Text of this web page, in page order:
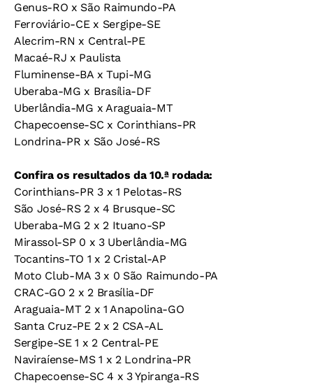
Genus-RO x São Raimundo-PA
Ferroviário-CE x Sergipe-SE
Alecrim-RN x Central-PE
Macaé-RJ x Paulista
Fluminense-BA x Tupi-MG
Uberaba-MG x Brasília-DF
Uberlândia-MG x Araguaia-MT
Chapecoense-SC x Corinthians-PR
Londrina-PR x São José-RS
Confira os resultados da 10.ª rodada:
Corinthians-PR 3 x 1 Pelotas-RS
São José-RS 2 x 4 Brusque-SC
Uberaba-MG 2 x 2 Ituano-SP
Mirassol-SP 0 x 3 Uberlândia-MG
Tocantins-TO 1 x 2 Cristal-AP
Moto Club-MA 3 x 0 São Raimundo-PA
CRAC-GO 2 x 2 Brasília-DF
Araguaia-MT 2 x 1 Anapolina-GO
Santa Cruz-PE 2 x 2 CSA-AL
Sergipe-SE 1 x 2 Central-PE
Naviraíense-MS 1 x 2 Londrina-PR
Chapecoense-SC 4 x 3 Ypiranga-RS